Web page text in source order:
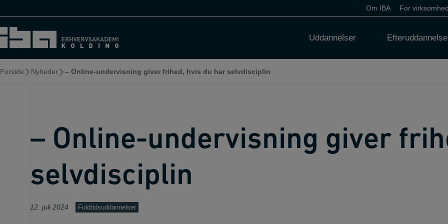
til
Om IBA For
Uddannelser
Forside Nyheder – Online-undervisning giver frihed, hvis du har selvdisciplin
– Online-undervisning giver
selvdisciplin
12. juli 2024 Fuldtidsuddannelser